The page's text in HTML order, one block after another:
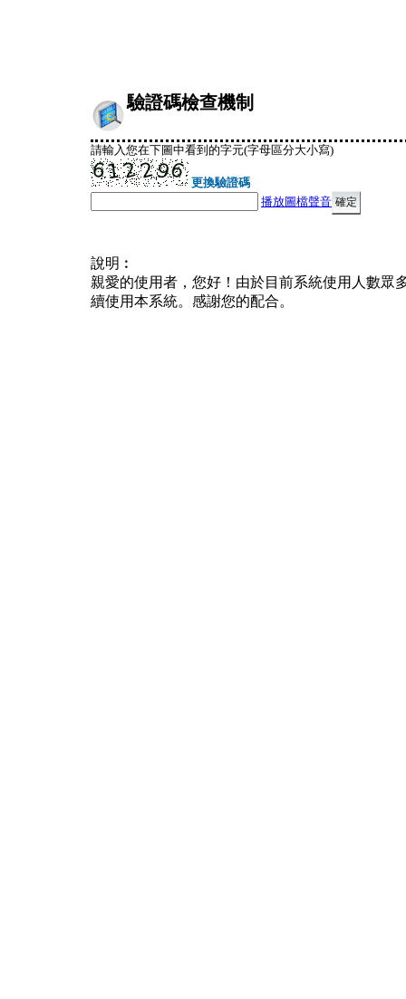
驗證碼檢查機制
請輸入您在下圖中看到的字元(字母區分大小寫)
更換驗證碼
播放圖檔聲音
說明︰
親愛的使用者，您好！由於目前系統使用人數眾
續使用本系統。感謝您的配合。